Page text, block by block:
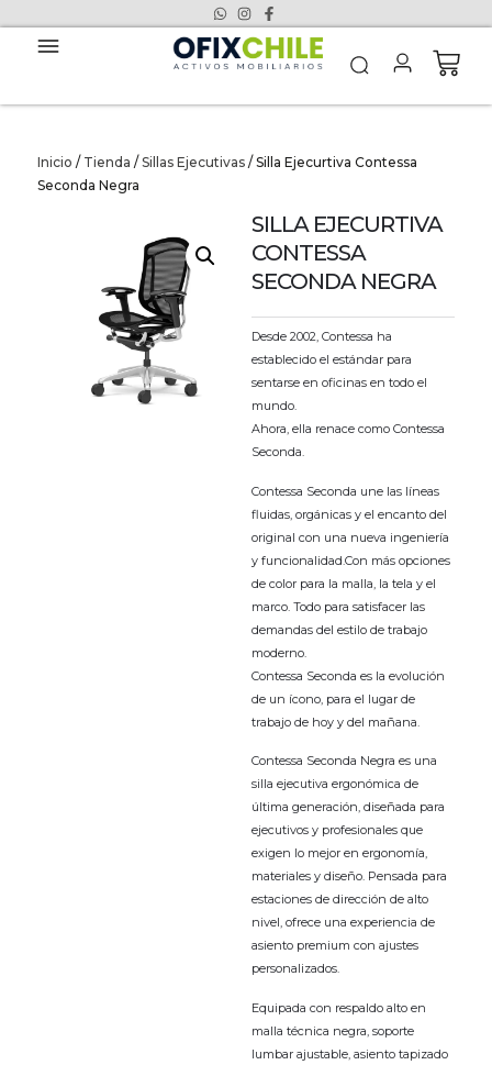
Inicio / Tienda / Sillas Ejecutivas/ Silla Ejecurtiva Contessa
Seconda Negra
SILLA EJECURTIVA
CONTESSA
SECONDA NEGRA
Desde 2002, Contessa ha
establecido el estándar para
sentarse en oficinas en todo el
mundo.
Ahora, ella renace como Contessa
Seconda.
Contessa Seconda une las líneas
fluidas, orgánicas y el encanto del
original con una nueva ingeniería
y funcionalidad.Con más opciones
de color para la malla, la tela y el
marco. Todo para satisfacer las
demandas del estilo de trabajo
moderno.
Contessa Seconda es la evolución
de un ícono, para el lugar de
trabajo de hoy y del mañana.
Contessa Seconda Negra es una
silla ejecutiva ergonómica de
última generación, diseñada para
ejecutivos y profesionales que
exigen lo mejor en ergonomía,
materiales y diseño. Pensada para
estaciones de dirección de alto
nivel, ofrece una experiencia de
asiento premium con ajustes
personalizados.
Equipada con respaldo alto en
malla técnica negra, soporte
lumbar ajustable, asiento tapizado